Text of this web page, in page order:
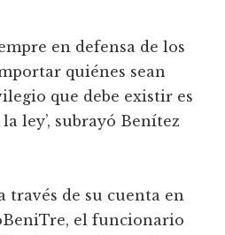
en defensa de los
quiénes sean
que debe existir es
ley’, subrayó Benítez
través de su cuenta en
el funcionario